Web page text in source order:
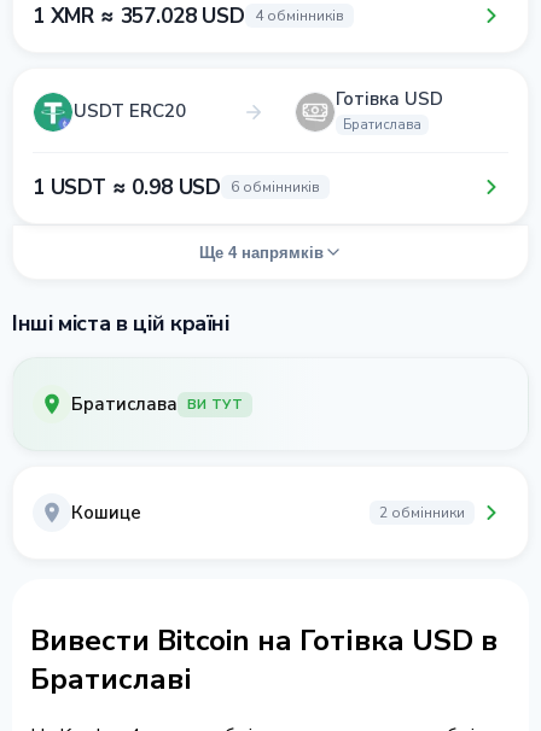
1 XMR ≈ 357.028 USD 4 обмінників
USDT ERC20 Готівка USD
Братислава
1 USDT ≈ 0.98 USD 6 обмінників
Ще 4 напрямків
Інші міста в цій країні
Братислава ВИ ТУТ
Кошице 2 обмінники
Вивести Bitcoin на Готівка USD в
Братиславі